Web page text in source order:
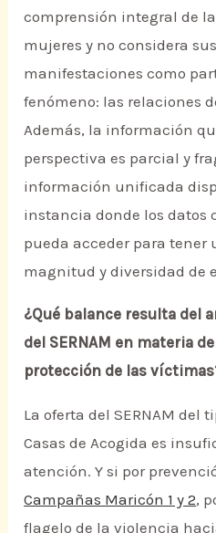
comprensión integral de
mujeres y no considera
manifestaciones como
fenómeno: las relaciones
Además, la información
perspectiva es parcial y
información unificada
instancia donde los datos
pueda acceder para tener
magnitud y diversidad de
¿Qué balance resulta del
del SERNAM en materia
protección de las
La oferta del SERNAM del
Casas de Acogida es
atención. Y si por
Campañas Maricón 1 y 2,
flagelo de la violencia